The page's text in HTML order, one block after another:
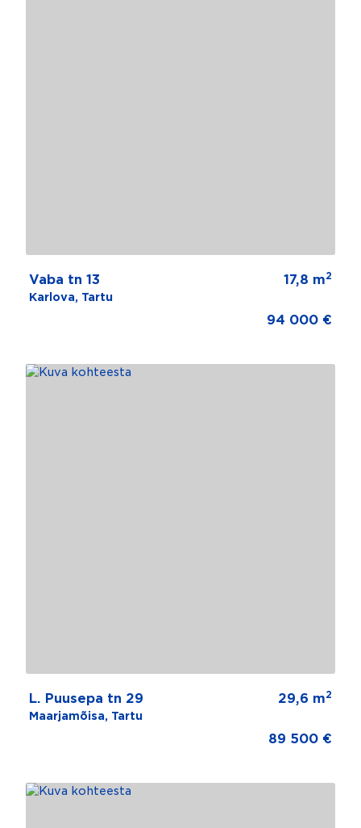
Vaba tn 13
Karlova, Tartu
17,8 m2
94 000 €
L. Puusepa tn 29
Maarjamõisa, Tartu
29,6 m2
89 500 €